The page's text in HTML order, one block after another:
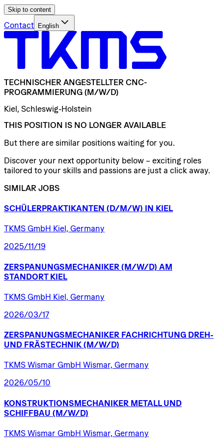
Skip to content
Contact English
TECHNISCHER ANGESTELLTER CNC-
PROGRAMMIERUNG (M/W/D)
Kiel, Schleswig-Holstein
THIS POSITION IS NO LONGER AVAILABLE
But there are similar positions waiting for you.
Discover your next opportunity below – exciting roles
tailored to your skills and passions are just a click away.
SIMILAR JOBS
SCHÜLERPRAKTIKANTEN (D/​M/​W) IN KIEL
TKMS GmbH Kiel, Germany
2025/11/19
ZERSPANUNGSMECHANIKER (M/W/D) AM
STANDORT KIEL
TKMS GmbH Kiel, Germany
2026/03/17
ZERSPANUNGSMECHANIKER FACHRICHTUNG DREH-
UND FRÄSTECHNIK (M/W/D)
TKMS Wismar GmbH Wismar, Germany
2026/05/10
KONSTRUKTIONSMECHANIKER METALL UND
SCHIFFBAU (M/W/D)
TKMS Wismar GmbH Wismar, Germany